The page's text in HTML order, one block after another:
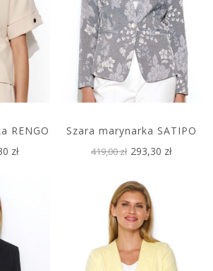
RENGO
zł
Szara marynarka SATIPO
419,00 zł 293,30 zł